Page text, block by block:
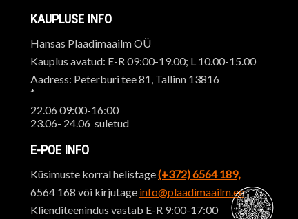
KAUPLUSE INFO
Hansas Plaadimaailm OÜ
Kauplus avatud: E-R 09:00-19.00; L 10.00-15.00
Aadress: Peterburi tee 81, Tallinn 13816
*
22.06 09:00-16:00
23.06- 24.06 suletud
E-POE INFO
Küsimuste korral helistage(+372) 6564 189,
6564 168 või kirjutage info@plaadimaailm.ee
Klienditeenindus vastab E-R 9:00-17:00